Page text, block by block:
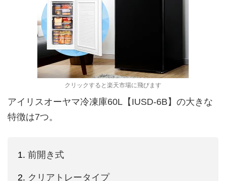
クリックすると楽天市場に飛びます
アイリスオーヤマ冷凍庫60L【IUSD-6B】の大きな
特徴は7つ。
前開き式
クリアトレータイプ